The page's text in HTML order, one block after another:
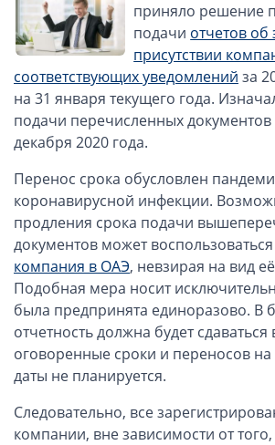
Казахстан (компания и счёт)
Открытие счета в банках Казахстана
Платежная система Гонконга
Платежная система Великобритании
Платежная система Маврикия
Платежная система Казахстана
ОАЭ, Дубай (компания и счёт)
ОАЭ, Аджман (компания и счёт)
Оффшоры на Сейшелах
Турция (компания и счёт)
Счёт и карта в Турции для физлиц
Счёт и карта в Киргизии для физлиц
Гражданство Сьерра-Леоне
приняло решение
подачи отчетов
присутствии
соответствующих уведомлений за
на 31 января текущего года.
подачи перечисленных документов
декабря 2020 года.
Перенос срока обусловлен
коронавирусной инфекции.
продления срока подачи
документов может
компания в ОАЭ, невзирая на вид
Подобная мера носит
была предпринята единоразово. В
отчетность должна будет сдаваться
оговоренные сроки и переносов
даты не планируется.
Следовательно, все
компании, вне зависимости от